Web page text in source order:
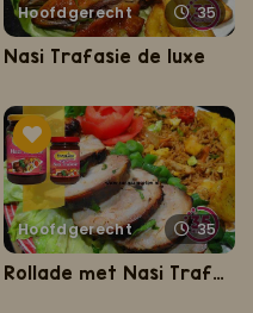
Hoofdgerecht 35
Nasi Trafasie de luxe
Hoofdgerecht 35